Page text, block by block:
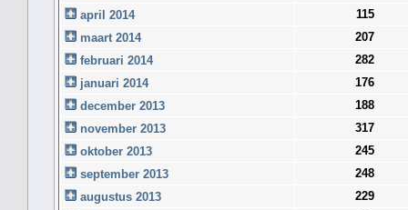
april 2014
115
maart 2014
207
februari 2014
282
januari 2014
176
december 2013
188
november 2013
317
oktober 2013
245
september 2013
248
augustus 2013
229